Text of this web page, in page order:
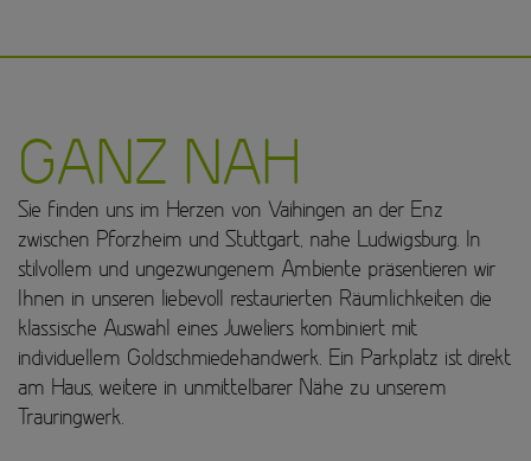
GANZ NAH
Sie finden uns im Herzen von Vaihingen an der Enz
zwischen Pforzheim und Stuttgart, nahe Ludwigsburg. In
stilvollem und ungezwungenem Ambiente präsentieren wir
Ihnen in unseren liebevoll restaurierten Räumlichkeiten die
klassische Auswahl eines Juweliers kombiniert mit
individuellem Goldschmiedehandwerk. Ein Parkplatz ist direkt
am Haus, weitere in unmittelbarer Nähe zu unserem
Trauringwerk.